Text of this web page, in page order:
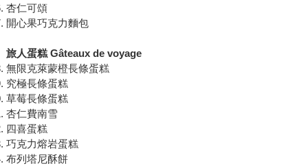
杏仁可頌
開心果巧克力麵包
旅人蛋糕 Gâteaux de voyage
無限克萊蒙橙長條蛋糕
究極長條蛋糕
草莓長條蛋糕
杏仁費南雪
四喜蛋糕
巧克力熔岩蛋糕
布列塔尼酥餅